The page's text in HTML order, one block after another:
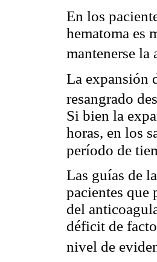
En los
hematoma es
mantenerse la
La expansión
resangrado
Si bien la
horas, en los
período de
Las guías de
pacientes que
del
déficit de
nivel de